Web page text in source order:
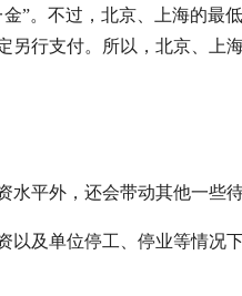
”。不过，北京、上海的
行支付。所以，北京、上
平外，还会带动其他一些待
及单位停工、停业等情况